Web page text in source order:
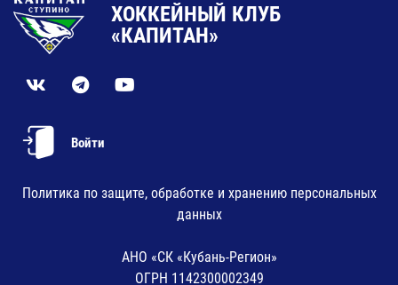
ХОККЕЙНЫЙ КЛУБ
«КАПИТАН»
Войти
Политика по защите, обработке и хранению персональных
данных
АНО «СК «Кубань-Регион»
ОГРН 1142300002349